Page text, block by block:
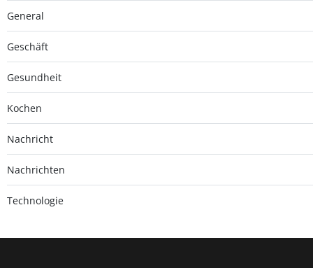
General
Geschäft
Gesundheit
Kochen
Nachricht
Nachrichten
Technologie